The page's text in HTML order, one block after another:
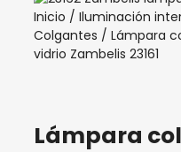
Inicio / Iluminación
Colgantes / Lámpara
vidrio Zambelis 23161
Lámpara